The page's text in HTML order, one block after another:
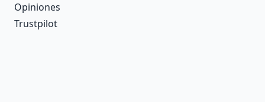
Opiniones
Trustpilot